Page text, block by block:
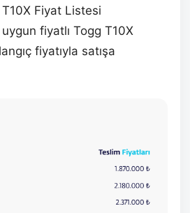
Fiyat Listesi
fiyatlı Togg T10X
fiyatıyla satışa